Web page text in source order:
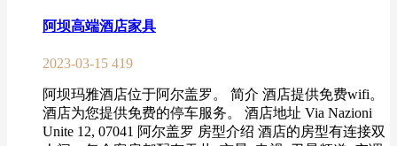
阿坝高端酒店家具
2023-03-15 419
阿坝玛雅酒店位于阿尔盖罗。 简介 酒店提供免费wifi。
酒店为您提供免费的停车服务。 酒店地址 Via Nazioni
Unite 12, 07041 阿尔盖罗 房型介绍 酒店的房型有连接双